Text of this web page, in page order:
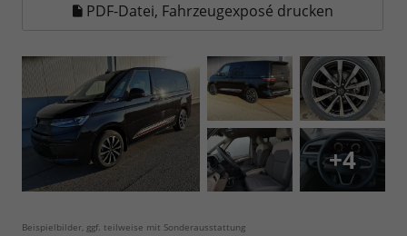
PDF-Datei, Fahrzeugexposé drucken
+4
Beispielbilder, ggf. teilweise mit Sonderausstattung